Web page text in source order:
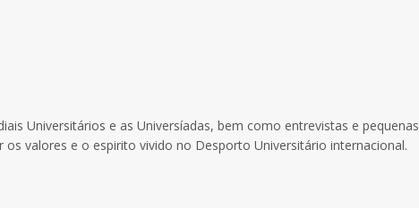
Universitários e as Universíadas, bem como entrevistas e pequenas
valores e o espirito vivido no Desporto Universitário internacional.